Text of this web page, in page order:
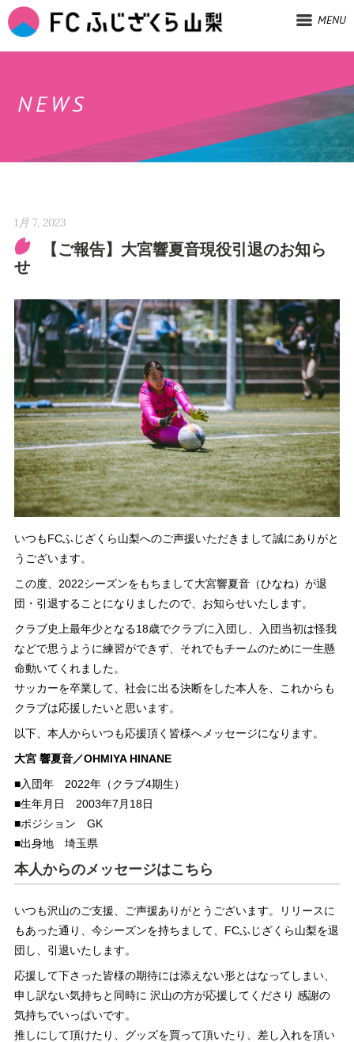
MENU
NEWS
1月 7, 2023
【ご報告】大宮響夏音現役引退のお知ら
せ
いつもFCふじざくら山梨へのご声援いただきまして誠にありがと
うございます。
この度、2022シーズンをもちまして大宮響夏音（ひなね）が退
団・引退することになりましたので、お知らせいたします。
クラブ史上最年少となる18歳でクラブに入団し、入団当初は怪我
などで思うように練習ができず、それでもチームのために一生懸
命動いてくれました。
サッカーを卒業して、社会に出る決断をした本人を、これからも
クラブは応援したいと思います。
以下、本人からいつも応援頂く皆様へメッセージになります。
大宮 響夏音／OHMIYA HINANE
■入団年 2022年（クラブ4期生）
■生年月日 2003年7月18日
■ポジション GK
■出身地 埼玉県
本人からのメッセージはこちら
いつも沢山のご支援、ご声援ありがとうございます。リリースに
もあった通り、今シーズンを持ちまして、FCふじざくら山梨を退
団し、引退いたします。
応援して下さった皆様の期待には添えない形とはなってしまい、
申し訳ない気持ちと同時に 沢山の方が応援してくださり 感謝の
気持ちでいっぱいです。
推しにして頂けたり、グッズを買って頂いたり、差し入れを頂い